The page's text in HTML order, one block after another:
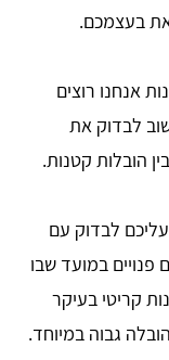
בעצמכם.
אנחנו רוצים
לבדוק את
הובלות קטנות.
לבדוק עם
פנויים במועד שבו
קריטי בעיקר
גבוה במיוחד.